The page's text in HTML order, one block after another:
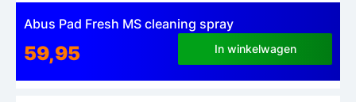
Abus Pad Fresh MS cleaning spray
59,95 In winkelwagen